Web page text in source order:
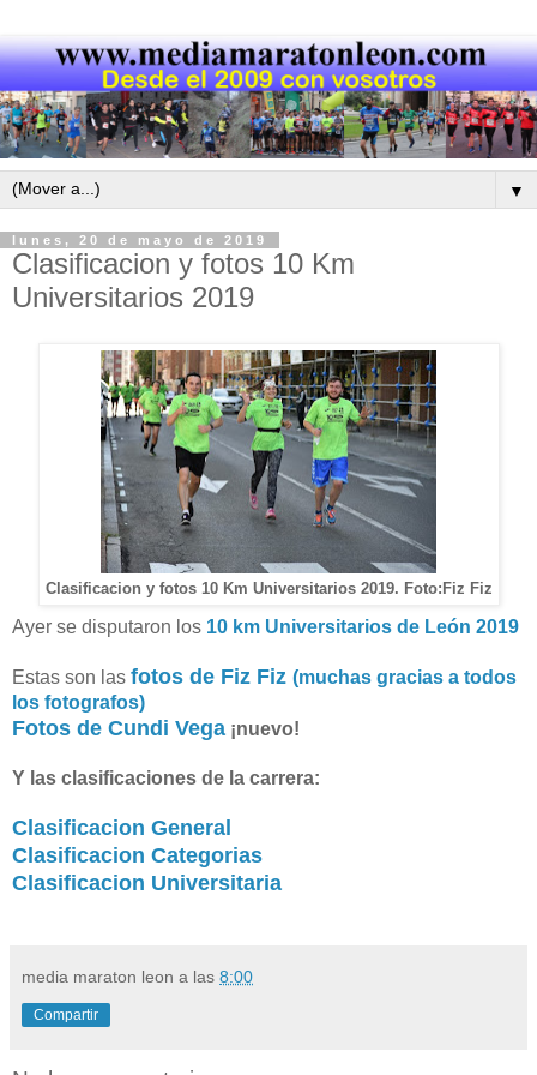
▼
lunes, 20 de mayo de 2019
Clasificacion y fotos 10 Km
Universitarios 2019
Clasificacion y fotos 10 Km Universitarios 2019. Foto:Fiz Fiz
Ayer se disputaron los 10 km Universitarios de León 2019
Estas son las fotos de Fiz Fiz (muchas gracias a todos
los fotografos)
Fotos de Cundi Vega ¡nuevo!
Y las clasificaciones de la carrera:
Clasificacion General
Clasificacion Categorias
Clasificacion Universitaria
media maraton leon a las 8:00
Compartir